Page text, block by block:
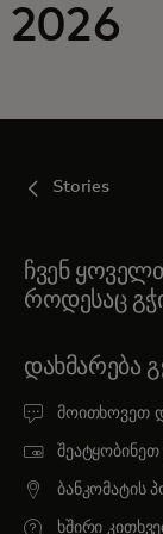
შენთვის
2026
Stories
ჩვენ
როდესაც
ᲓᲐᲮᲛᲐᲠᲔᲑᲐ
მოითხოვეთ
ბანკომატის
ხშირი